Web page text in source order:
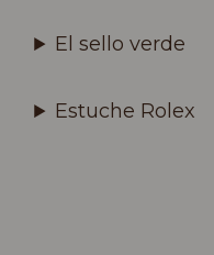
El sello verde
Estuche Rolex